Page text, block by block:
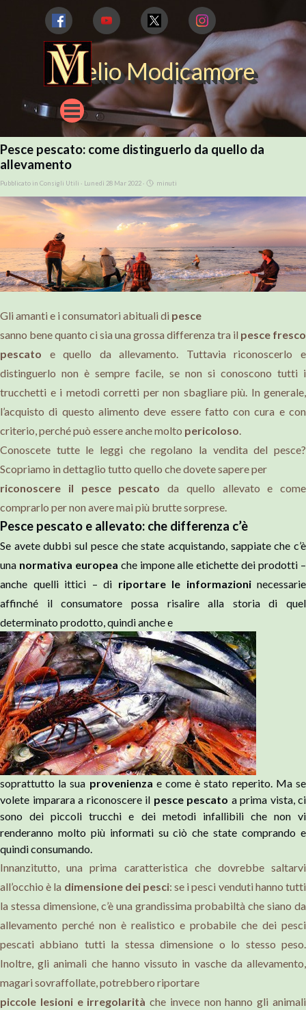
Vai ai contenuti
Aurelio Modicamore
Salta menù
Pesce pescato: come distinguerlo da quello da
allevamento
Pubblicato in Consigli Utili · Lunedì 28 Mar 2022 · minuti
Gli amanti e i consumatori abituali di pesce
sanno bene quanto ci sia una grossa differenza tra il pesce fresco
pescato e quello da allevamento. Tuttavia riconoscerlo e
distinguerlo non è sempre facile, se non si conoscono tutti i
trucchetti e i metodi corretti per non sbagliare più. In generale,
l’acquisto di questo alimento deve essere fatto con cura e con
criterio, perché può essere anche molto pericoloso.
Conoscete tutte le leggi che regolano la vendita del pesce?
Scopriamo in dettaglio tutto quello che dovete sapere per
riconoscere il pesce pescato da quello allevato e come
comprarlo per non avere mai più brutte sorprese.
Pesce pescato e allevato: che differenza c’è
Se avete dubbi sul pesce che state acquistando, sappiate che c’è
una normativa europea che impone alle etichette dei prodotti –
anche quelli ittici – di riportare le informazioninecessarie
affinché il consumatore possa risalire alla storia di quel
determinato prodotto, quindi anche e
soprattutto la sua provenienza e come è stato reperito. Ma se
volete imparara a riconoscere il pesce pescato a prima vista, ci
sono dei piccoli trucchi e dei metodi infallibili che non vi
renderanno molto più informati su ciò che state comprando e
quindi consumando.
Innanzitutto, una prima caratteristica che dovrebbe saltarvi
all’occhio è la dimensione dei pesci: se i pesci venduti hanno tutti
la stessa dimensione, c’è una grandissima probabiltà che siano da
allevamento perché non è realistico e probabile che dei pesci
pescati abbiano tutti la stessa dimensione o lo stesso peso.
Inoltre, gli animali che hanno vissuto in vasche da allevamento,
magari sovraffollate, potrebbero riportare
piccole lesioni e irregolaritàche invece non hanno gli animali